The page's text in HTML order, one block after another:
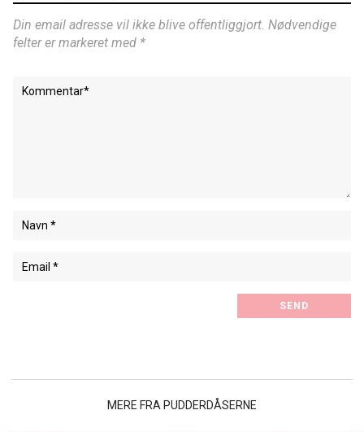
Din email adresse vil ikke blive offentliggjort. Nødvendige
felter er markeret med *
MERE FRA PUDDERDÅSERNE